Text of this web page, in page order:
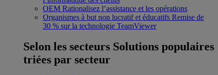
OEM Rationalisez l’assistance et les opérations
Organismes à but non lucratif et éducatifs Remise de
30 % sur la technologie TeamViewer
Selon les secteurs Solutions populaires
triées par secteur